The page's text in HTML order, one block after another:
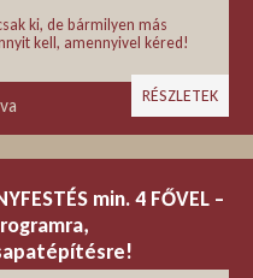
ki, de bármilyen más
kell, amennyivel kéred!
RÉSZLETEK
min. 4 FŐVEL –